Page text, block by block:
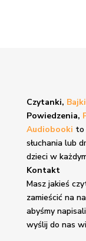
Czytanki, Bajki
Powiedzenia,
Audiobooki to
słuchania lub
dzieci w
Kontakt
Masz jakieś
zamieścić na
abyśmy
wyślij do nas